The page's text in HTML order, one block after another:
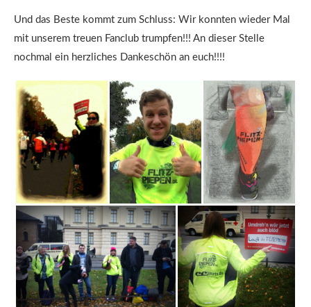
Und das Beste kommt zum Schluss: Wir konnten wieder Mal
mit unserem treuen Fanclub trumpfen!!! An dieser Stelle
nochmal ein herzliches Dankeschön an euch!!!!